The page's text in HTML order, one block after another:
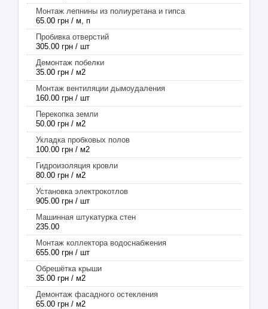
Монтаж лепнины из полиуретана и гипса
65.00 грн / м, п
Пробивка отверстий
305.00 грн / шт
Демонтаж побелки
35.00 грн / м2
Монтаж вентиляции дымоудаления
160.00 грн / шт
Перекопка земли
50.00 грн / м2
Укладка пробковых полов
100.00 грн / м2
Гидроизоляция кровли
80.00 грн / м2
Установка электрокотлов
905.00 грн / шт
Машинная штукатурка стен
235.00
Монтаж коллектора водоснабжения
655.00 грн / шт
Обрешётка крыши
35.00 грн / м2
Демонтаж фасадного остекления
65.00 грн / м2